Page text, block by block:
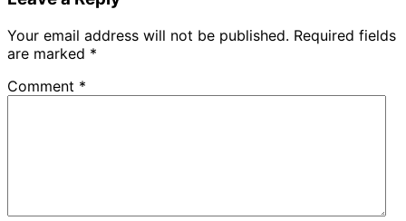
Your email address will not be published. Required fields
are marked *
Comment *